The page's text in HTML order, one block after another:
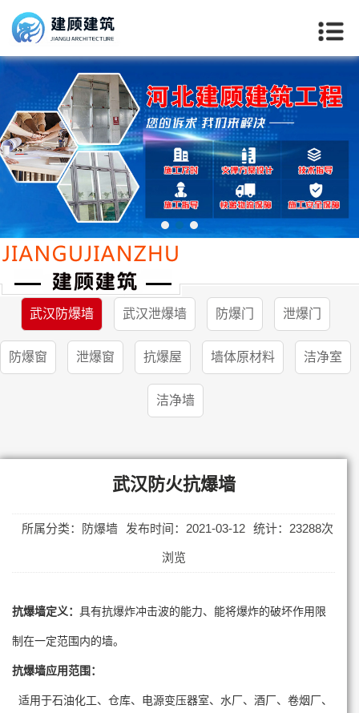
当前位置： 首页 >> 武汉产品中心 武汉防爆墙
武汉防爆墙 武汉泄爆墙 防爆门 泄爆门
防爆窗 泄爆窗 抗爆屋 墙体原材料 洁净室
洁净墙
武汉防火抗爆墙
所属分类：防爆墙 发布时间：2021-03-12 统计：23288次
浏览
抗爆墙定义 ： 具有抗爆炸冲击波的能力、能将爆炸的破坏作用限
制在一定范围内的墙。
抗爆墙应用范围 ：
适用于石油化工、仓库、电源变压器室、水厂、酒厂、卷烟厂、